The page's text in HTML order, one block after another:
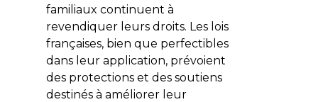
familiaux continuent à
revendiquer leurs droits. Les lois
françaises, bien que perfectibles
dans leur application, prévoient
des protections et des soutiens
destinés à améliorer leur